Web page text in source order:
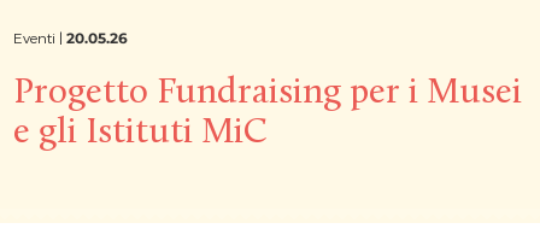
Eventi |20.05.26
Progetto Fundraising per i Musei
e gli Istituti MiC